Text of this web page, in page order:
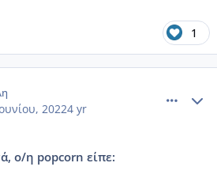
1
20224 yr
ο/η popcorn είπε: